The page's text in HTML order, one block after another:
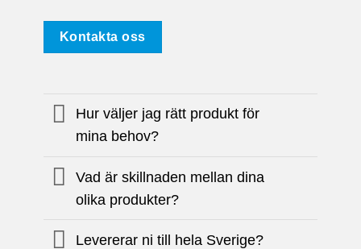
Kontakta oss
Hur väljer jag rätt produkt för
mina behov?
Vad är skillnaden mellan dina
olika produkter?
Levererar ni till hela Sverige?